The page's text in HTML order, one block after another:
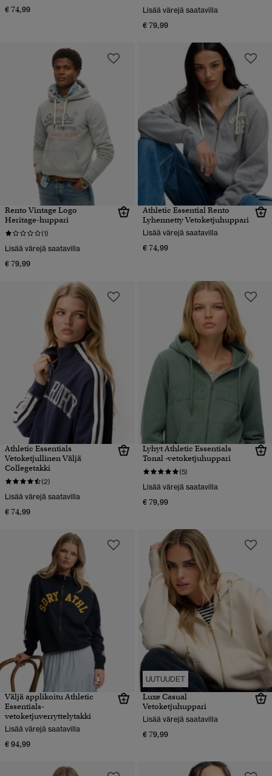
€ 74,99 Lisää värejä saatavilla
€ 79,99
Rento Vintage Logo
Heritage-huppari
(1)
Lisää värejä saatavilla
€ 79,99
Athletic Essential Rento
Lyhennetty Vetoketjuhuppari
Lisää värejä saatavilla
€ 74,99
Athletic Essentials
Vetoketjullinen Väljä
Collegetakki
(2)
Lisää värejä saatavilla
€ 74,99
Lyhyt Athletic Essentials
Tonal -vetoketjuhuppari
(5)
Lisää värejä saatavilla
€ 79,99
Väljä applikoitu Athletic
Essentials-
vetoketjuverryttelytakki
Lisää värejä saatavilla
€ 94,99
UUTUUDET
Luxe Casual
Vetoketjuhuppari
Lisää värejä saatavilla
€ 79,99